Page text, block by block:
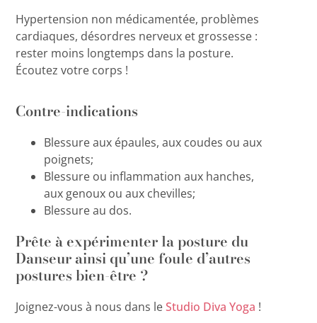
Hypertension non médicamentée, problèmes
cardiaques, désordres nerveux et grossesse :
rester moins longtemps dans la posture.
Écoutez votre corps !
Contre-indications
Blessure aux épaules, aux coudes ou aux
poignets;
Blessure ou inflammation aux hanches,
aux genoux ou aux chevilles;
Blessure au dos.
Prête à expérimenter la posture du
Danseur ainsi qu’une foule d’autres
postures bien-être ?
Joignez-vous à nous dans leStudio Diva Yoga !